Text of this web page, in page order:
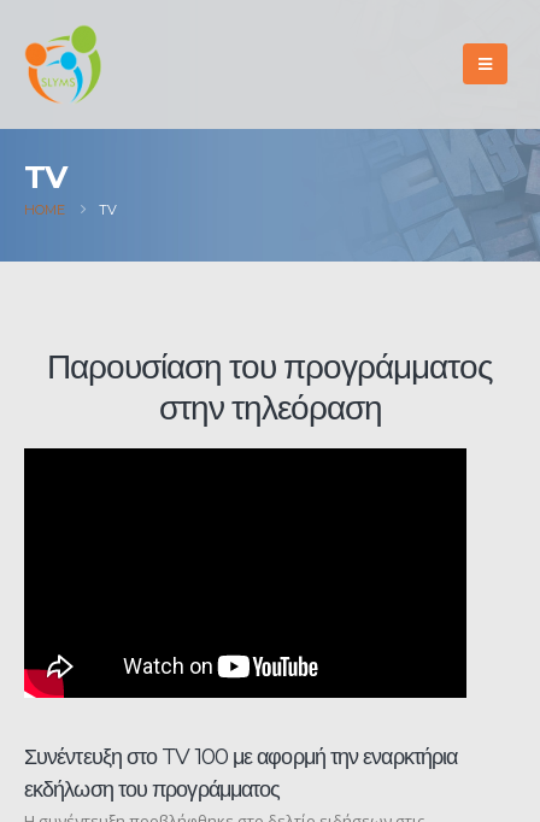
TV
HOME TV
Παρουσίαση του προγράμματος
στην τηλεόραση
Συνέντευξη στο TV 100 με αφορμή την εναρκτήρια
εκδήλωση του προγράμματος